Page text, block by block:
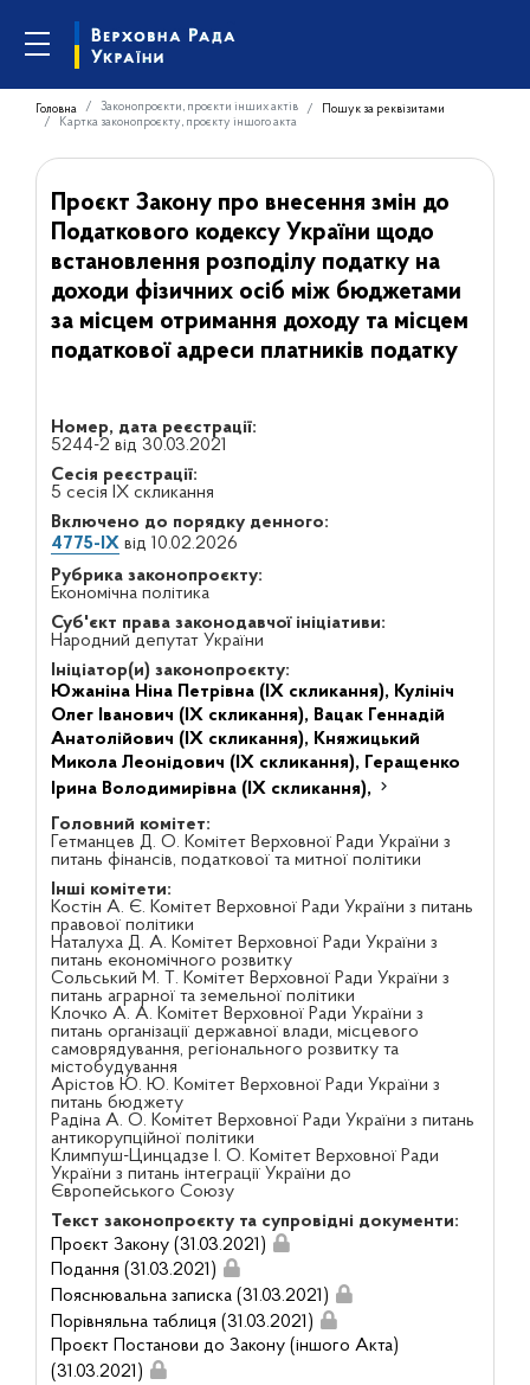
Головна Законопроєкти, проєкти інших актів
Пошук за реквізитами
Картка законопроєкту, проєкту іншого акта
Проєкт Закону про внесення змін до
Податкового кодексу України щодо
встановлення розподілу податку на
доходи фізичних осіб між бюджетами
за місцем отримання доходу та місцем
податкової адреси платників податку
Номер, дата реєстрації:
5244-2 від 30.03.2021
Сесія реєстрації:
5 сесія IX скликання
Включено до порядку денного:
4775-IXвід 10.02.2026
Рубрика законопроєкту:
Економічна політика
Суб'єкт права законодавчої ініціативи:
Народний депутат України
Ініціатор(и) законопроєкту:
Южаніна Ніна Петрівна (IX скликання), Кулініч
Олег Іванович (IX скликання), Вацак Геннадій
Анатолійович (IX скликання), Княжицький
Микола Леонідович (IX скликання), Геращенко
Ірина Володимирівна (IX скликання),
Головний комітет:
Гетманцев Д. О. Комітет Верховної Ради України з
питань фінансів, податкової та митної політики
Інші комітети:
Костін А. Є. Комітет Верховної Ради України з питань
правової політики
Наталуха Д. А. Комітет Верховної Ради України з
питань економічного розвитку
Сольський М. Т. Комітет Верховної Ради України з
питань аграрної та земельної політики
Клочко А. А. Комітет Верховної Ради України з
питань організації державної влади, місцевого
самоврядування, регіонального розвитку та
містобудування
Арістов Ю. Ю. Комітет Верховної Ради України з
питань бюджету
Радіна А. О. Комітет Верховної Ради України з питань
антикорупційної політики
Климпуш-Цинцадзе І. О. Комітет Верховної Ради
України з питань інтеграції України до
Європейського Союзу
Текст законопроєкту та супровідні документи:
Проєкт Закону (31.03.2021)
Подання (31.03.2021)
Пояснювальна записка (31.03.2021)
Порівняльна таблиця (31.03.2021)
Проєкт Постанови до Закону (іншого Акта)
(31.03.2021)